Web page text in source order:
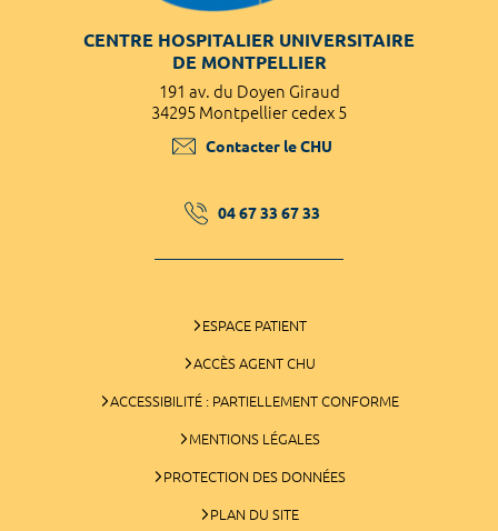
CENTRE HOSPITALIER UNIVERSITAIRE
DE MONTPELLIER
191 av. du Doyen Giraud
34295 Montpellier cedex 5
Contacter le CHU
04 67 33 67 33
ESPACE PATIENT
ACCÈS AGENT CHU
ACCESSIBILITÉ : PARTIELLEMENT CONFORME
MENTIONS LÉGALES
PROTECTION DES DONNÉES
PLAN DU SITE